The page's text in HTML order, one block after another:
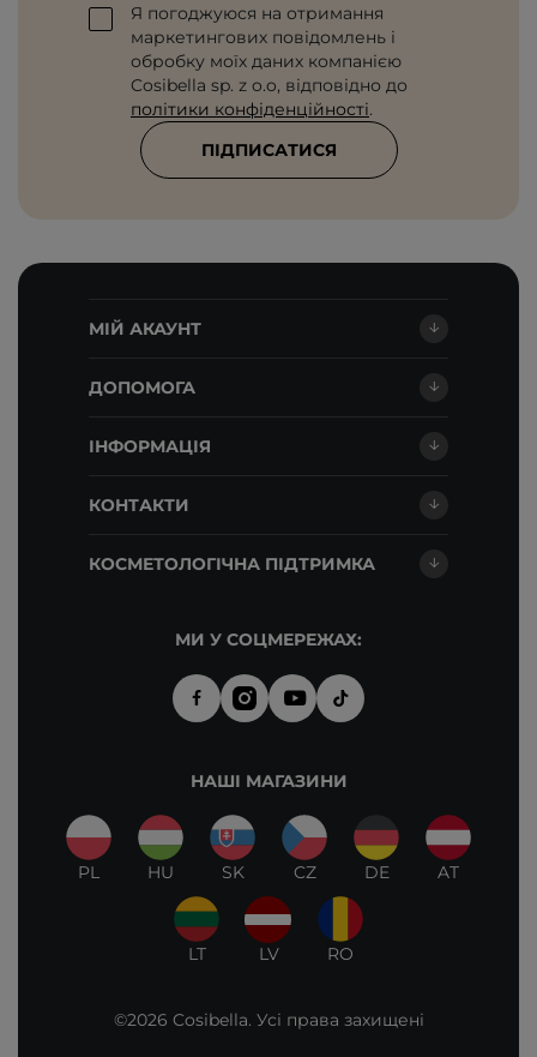
Я погоджуюся на отримання
маркетингових повідомлень і
обробку моїх даних компанією
Cosibella sp. z o.o, відповідно до
політики конфіденційності.
ПІДПИСАТИСЯ
МІЙ АКАУНТ
ДОПОМОГА
ІНФОРМАЦІЯ
КОНТАКТИ
КОСМЕТОЛОГІЧНА ПІДТРИМКА
МИ У СОЦМЕРЕЖАХ:
НАШІ МАГАЗИНИ
PL HU SK CZ DE AT
LT LV RO
©2026 Cosibella. Усі права захищені